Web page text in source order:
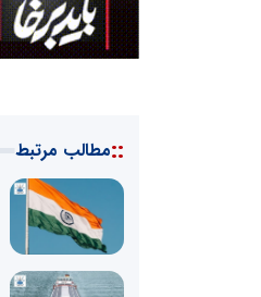
::مطالب مرتبط